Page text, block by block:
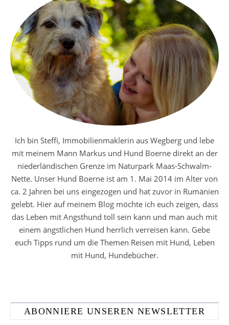
Ich bin Steffi, Immobilienmaklerin aus Wegberg und lebe
mit meinem Mann Markus und Hund Boerne direkt an der
niederländischen Grenze im Naturpark Maas-Schwalm-
Nette. Unser Hund Boerne ist am 1. Mai 2014 im Alter von
ca. 2 Jahren bei uns eingezogen und hat zuvor in Rumänien
gelebt. Hier auf meinem Blog möchte ich euch zeigen, dass
das Leben mit Angsthund toll sein kann und man auch mit
einem ängstlichen Hund herrlich verreisen kann. Gebe
euch Tipps rund um die Themen Reisen mit Hund, Leben
mit Hund, Hundebücher.
ABONNIERE UNSEREN NEWSLETTER